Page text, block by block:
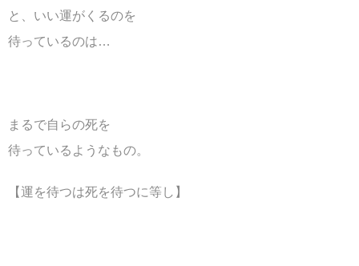
と、いい運がくるのを
待っているのは…
まるで自らの死を
待っているようなもの。
【運を待つは死を待つに等し】